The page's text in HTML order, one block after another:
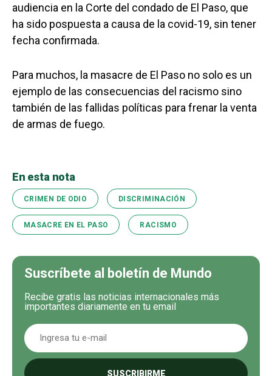
audiencia en la Corte del condado de El Paso, que
ha sido pospuesta a causa de la covid-19, sin tener
fecha confirmada.
Para muchos, la masacre de El Paso no solo es un
ejemplo de las consecuencias del racismo sino
también de las fallidas políticas para frenar la venta
de armas de fuego.
En esta nota
CRIMEN DE ODIO DISCRIMINACIÓN
MASACRE EN EL PASO RACISMO
Suscríbete al boletín de Mundo
Recibe gratis las noticias internacionales más
importantes diariamente en tu email
SUSCRIBIRME